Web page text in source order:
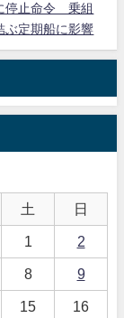
停止命令 乗組
定期船に影響
土 日
1 2
8 9
15 16